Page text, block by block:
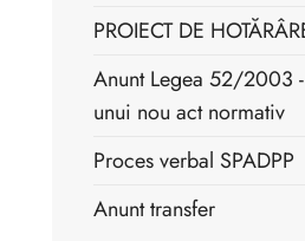
PROIECT DE
Anunt Legea 52/2003
unui nou act normativ
Proces verbal SPADPP
Anunt transfer